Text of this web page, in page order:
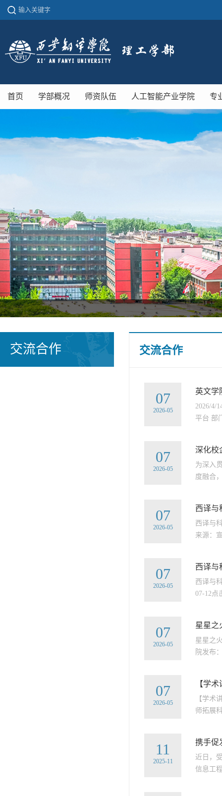
首页 学部概况 师资队伍 人工智能产业学院 专
交流合作 交流合作
07
2026-05
英文学
2026/
平台
07
2026-05
深化校
为深入
度融合
07
2026-05
西译与
西译与
来源：
07
2026-05
西译与
西译与
07-12点
07
2026-05
星星之
星星之
院发布
07
2026-05
【学
【学术
师拓展
11
2025-11
携手促
近日，
信息工